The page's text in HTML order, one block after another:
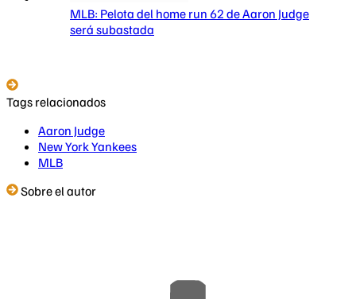
MLB: Pelota del home run 62 de Aaron Judge
será subastada
Tags relacionados
Aaron Judge
New York Yankees
MLB
Sobre el autor